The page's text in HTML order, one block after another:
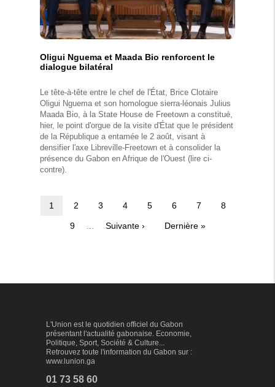
Oligui Nguema et Maada Bio renforcent le
dialogue bilatéral
Le tête-à-tête entre le chef de l'État, Brice Clotaire
Oligui Nguema et son homologue sierra-léonais Julius
Maada Bio, à la State House de Freetown a constitué,
hier, le point d'orgue de la visite d'État que le président
de la République a entamée le 2 août, visant à
densifier l'axe Libreville-Freetown et à consolider la
présence du Gabon en Afrique de l'Ouest (lire ci-
contre).
Pagination
Page
1 Page
2 Page
3 Page
4 Page
5 Page
6 Page
7 Page
8
Page
9
Page
Suivante ›
Dernière
Dernière »
L'Union est le quotidien officiel du Gabon
présentant l'actualité gabonaise. Economie,
Politique, Sport, Société & Culture...
Retrouvez toute l'information du Gabon sur :
www.lunion.ga
01 73 58 60